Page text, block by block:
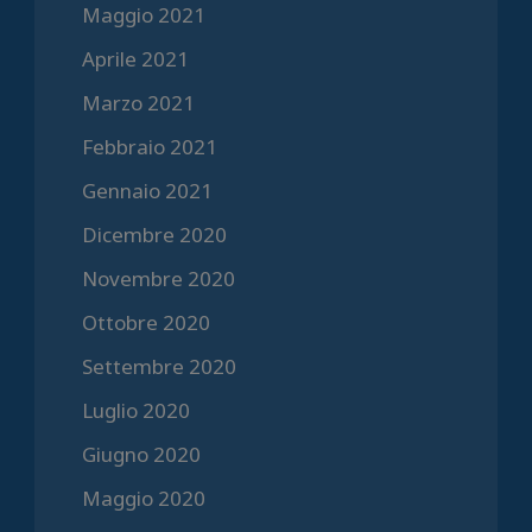
Maggio 2021
Aprile 2021
Marzo 2021
Febbraio 2021
Gennaio 2021
Dicembre 2020
Novembre 2020
Ottobre 2020
Settembre 2020
Luglio 2020
Giugno 2020
Maggio 2020